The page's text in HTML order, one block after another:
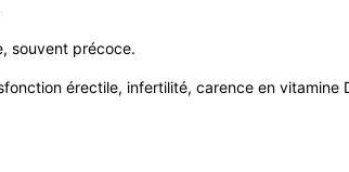
souvent précoce.
érectile, infertilité, carence en vitamine